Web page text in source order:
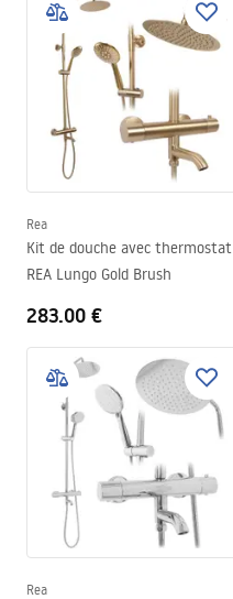
Rea
Kit de douche avec thermostat
REA Lungo Gold Brush
283.00 €
Rea